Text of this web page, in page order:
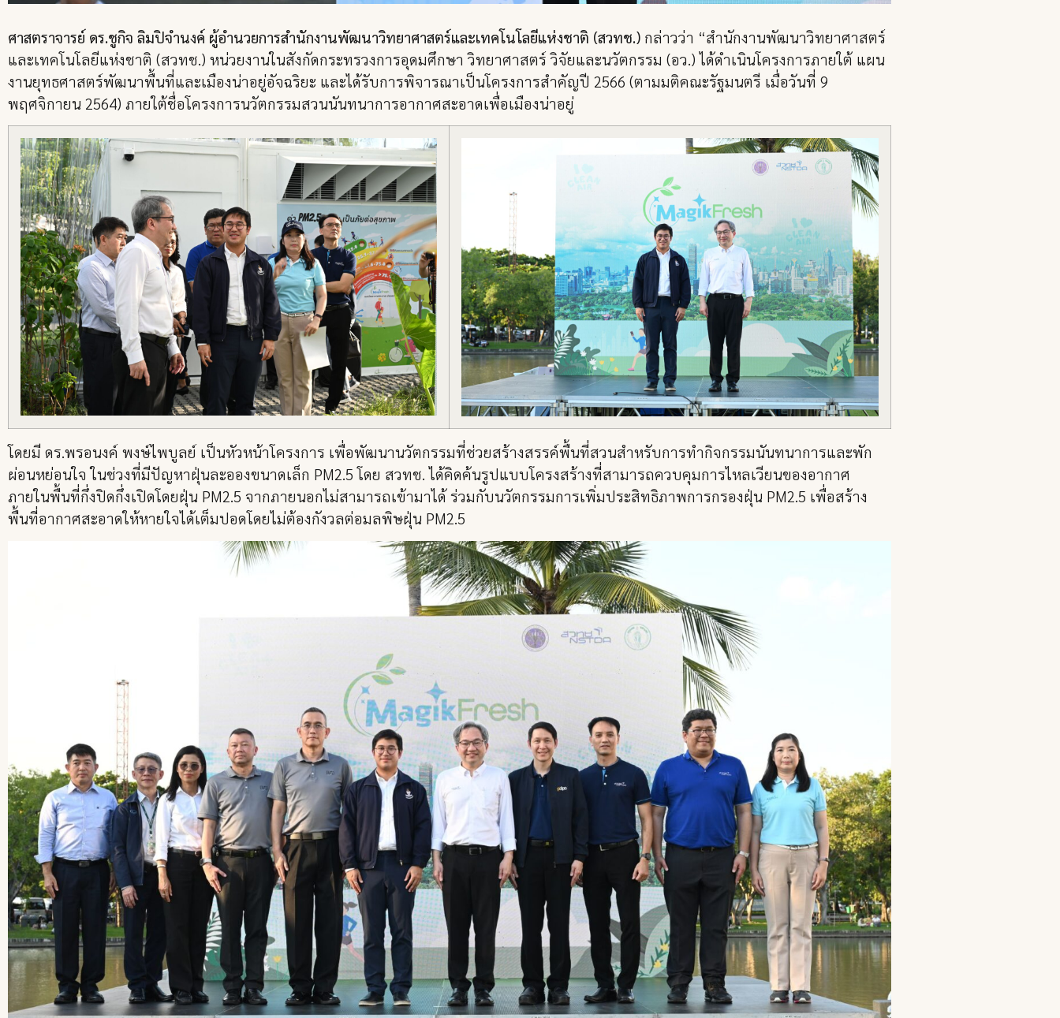
ศาสตราจารย์ ดร.ชูกิจ ลิมปิจำนงค์ ผู้อำนวยการสำนักงานพัฒนาวิทยาศาสตร์และเทคโนโลยีแห่งชาติ (สวทช.) กล่าวว่า “สำนักงานพัฒนาวิทยาศาสตร์
และเทคโนโลยีแห่งชาติ (สวทช.) หน่วยงานในสังกัดกระทรวงการอุดมศึกษา วิทยาศาสตร์ วิจัยและนวัตกรรม (อว.) ได้ดำเนินโครงการภายใต้ แผน
งานยุทธศาสตร์พัฒนาพื้นที่และเมืองน่าอยู่อัจฉริยะ และได้รับการพิจารณาเป็นโครงการสำคัญปี 2566 (ตามมติคณะรัฐมนตรี เมื่อวันที่ 9
พฤศจิกายน 2564) ภายใต้ชื่อโครงการนวัตกรรมสวนนันทนาการอากาศสะอาดเพื่อเมืองน่าอยู่
โดยมี ดร.พรอนงค์ พงษ์ไพบูลย์ เป็นหัวหน้าโครงการ เพื่อพัฒนานวัตกรรมที่ช่วยสร้างสรรค์พื้นที่สวนสำหรับการทำกิจกรรมนันทนาการและพัก
ผ่อนหย่อนใจ ในช่วงที่มีปัญหาฝุ่นละอองขนาดเล็ก PM2.5 โดย สวทช. ได้คิดค้นรูปแบบโครงสร้างที่สามารถควบคุมการไหลเวียนของอากาศ
ภายในพื้นที่กึ่งปิดกึ่งเปิดโดยฝุ่น PM2.5 จากภายนอกไม่สามารถเข้ามาได้ ร่วมกับนวัตกรรมการเพิ่มประสิทธิภาพการกรองฝุ่น PM2.5 เพื่อสร้าง
พื้นที่อากาศสะอาดให้หายใจได้เต็มปอดโดยไม่ต้องกังวลต่อมลพิษฝุ่น PM2.5